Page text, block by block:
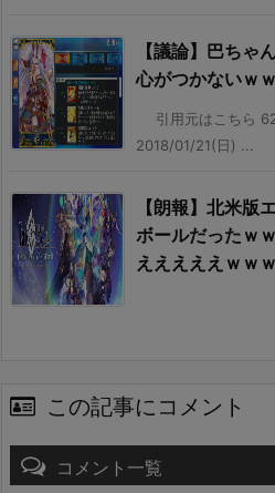
【議論】巴ちゃ
心がつかないｗ
引用元はこちら
2018/01/21(日) ...
【朗報】北米版
ボールだったｗ
えええええｗｗ
この記事にコメント
コメント一覧